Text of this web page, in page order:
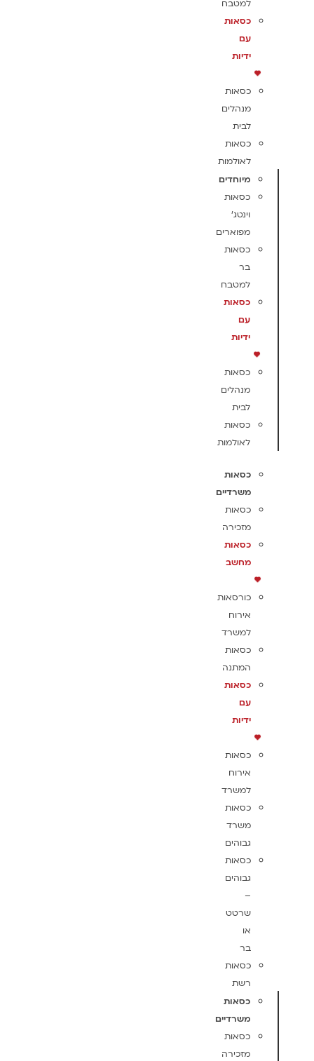
למטבח
כסאות
עם
ידיות
כסאות
מנהלים
לבית
כסאות
לאולמות
מיוחדים
כסאות
וינטג'
מפוארים
כסאות
בר
למטבח
כסאות
עם
ידיות
כסאות
מנהלים
לבית
כסאות
לאולמות
כסאות
משרדיים
כסאות
מזכירה
כסאות
מחשב
כורסאות
אירוח
למשרד
כסאות
המתנה
כסאות
עם
ידיות
כסאות
אירוח
למשרד
כסאות
משרד
גבוהים
כסאות
גבוהים
–
שרטט
או
בר
כסאות
רשת
כסאות
משרדיים
כסאות
מזכירה